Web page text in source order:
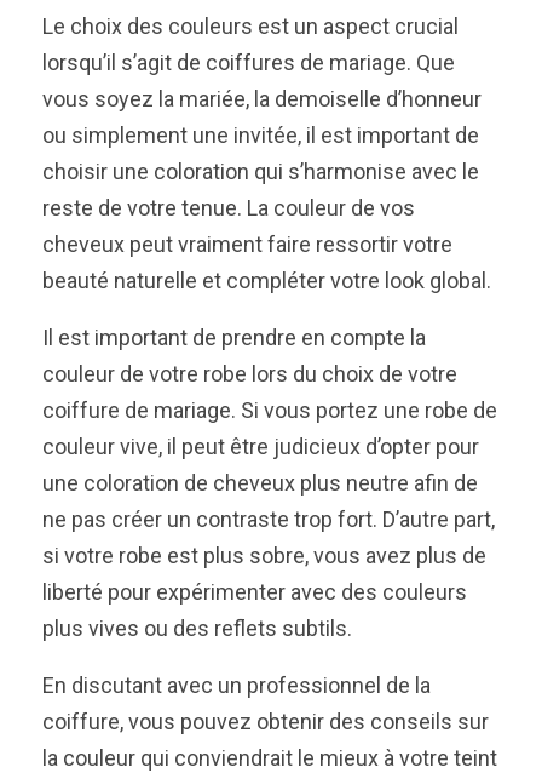
Le choix des couleurs est un aspect crucial
lorsqu’il s’agit de coiffures de mariage. Que
vous soyez la mariée, la demoiselle d’honneur
ou simplement une invitée, il est important de
choisir une coloration qui s’harmonise avec le
reste de votre tenue. La couleur de vos
cheveux peut vraiment faire ressortir votre
beauté naturelle et compléter votre look global.
Il est important de prendre en compte la
couleur de votre robe lors du choix de votre
coiffure de mariage. Si vous portez une robe de
couleur vive, il peut être judicieux d’opter pour
une coloration de cheveux plus neutre afin de
ne pas créer un contraste trop fort. D’autre part,
si votre robe est plus sobre, vous avez plus de
liberté pour expérimenter avec des couleurs
plus vives ou des reflets subtils.
En discutant avec un professionnel de la
coiffure, vous pouvez obtenir des conseils sur
la couleur qui conviendrait le mieux à votre teint